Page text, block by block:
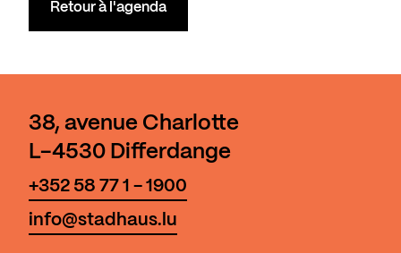
Retour à l'agenda
38, avenue Charlotte
L-4530 Differdange
+352 58 77 1 - 1900
info@stadhaus.lu